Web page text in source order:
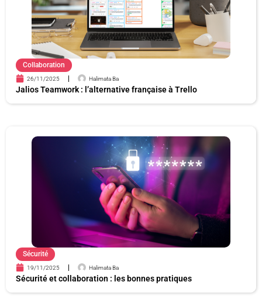
Collaboration
26/11/2025 Halimata Ba
Jalios Teamwork : l’alternative française à Trello
Sécurité
19/11/2025 Halimata Ba
Sécurité et collaboration : les bonnes pratiques